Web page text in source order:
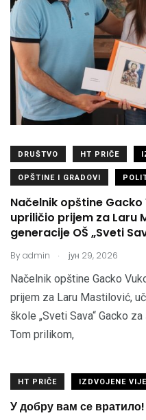
DRUŠTVO HT PRIČE
OPŠTINE I GRADOVI
Načelnik opštine
upriličio prijem za Laru
generacije OŠ „Sveti
Byadmin . јун 29, 2026
Načelnik opštine Gacko
prijem za Laru Mastilović,
škole „Sveti Sava“ Gacko
Tom prilikom,
HT PRIČE IZDVOJENE
У добру вам се вратило!